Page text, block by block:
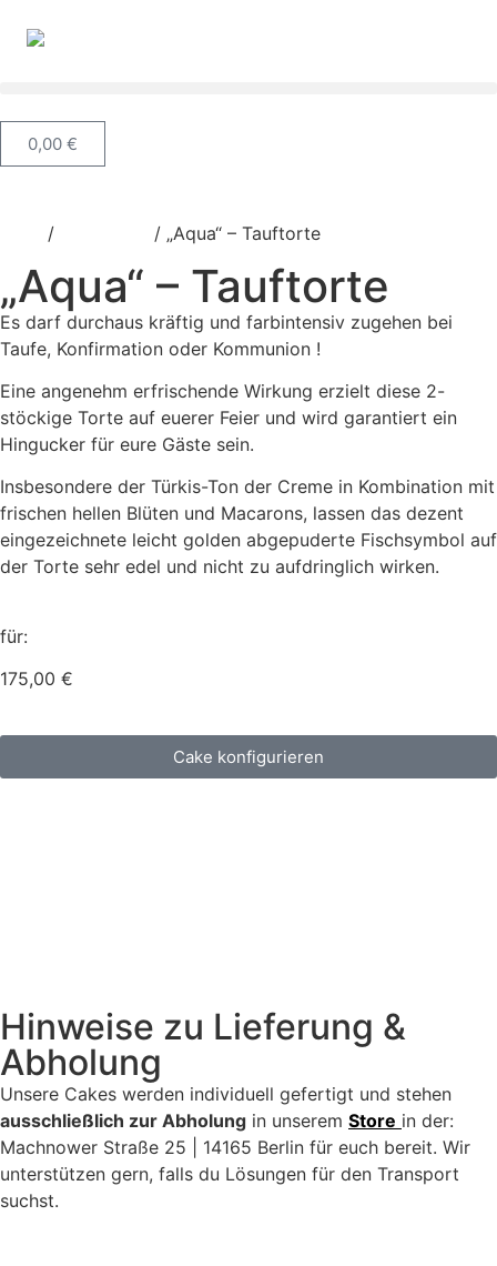
0,00 €
/ / „Aqua“ – Tauftorte
„Aqua“ – Tauftorte
Es darf durchaus kräftig und farbintensiv zugehen bei
Taufe, Konfirmation oder Kommunion !
Eine angenehm erfrischende Wirkung erzielt diese 2-
stöckige Torte auf euerer Feier und wird garantiert ein
Hingucker für eure Gäste sein.
Insbesondere der Türkis-Ton der Creme in Kombination mit
frischen hellen Blüten und Macarons, lassen das dezent
eingezeichnete leicht golden abgepuderte Fischsymbol auf
der Torte sehr edel und nicht zu aufdringlich wirken.
für:
175,00 €
Cake konfigurieren
Hinweise zu Lieferung &
Abholung
Unsere Cakes werden individuell gefertigt und stehen
ausschließlich zur Abholung in unserem Store in der:
Machnower Straße 25 | 14165 Berlin für euch bereit. Wir
unterstützen gern, falls du Lösungen für den Transport
suchst.